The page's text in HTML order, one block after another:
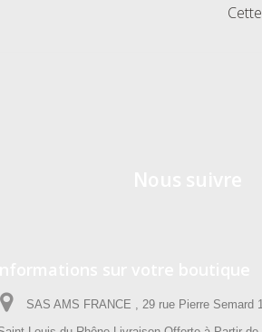
SAS AMS FRANCE , 29 rue Pierre Semard